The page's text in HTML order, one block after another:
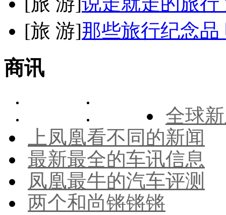
[旅 游]那些旅行纪念
商讯
全球
上凤凰看不同的新闻
最新最全的车讯信息
凤凰最牛的汽车评测
两个和尚锵锵锵